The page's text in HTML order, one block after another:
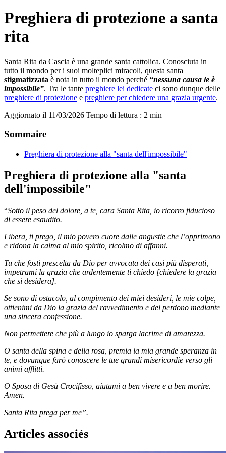
Preghiera di protezione a santa
rita
Santa Rita da Cascia è una grande santa cattolica. Conosciuta in
tutto il mondo per i suoi molteplici miracoli, questa santa
stigmatizzata è nota in tutto il mondo perché “nessuna causa le è
impossibile”. Tra le tante preghiere lei dedicate ci sono dunque delle
preghiere di protezione e preghiere per chiedere una grazia urgente.
Aggiornato il 11/03/2026|Tempo di lettura : 2 min
Sommaire
Preghiera di protezione alla "santa dell'impossibile"
Preghiera di protezione alla "santa
dell'impossibile"
“Sotto il peso del dolore, a te, cara Santa Rita, io ricorro fiducioso
di essere esaudito.
Libera, ti prego, il mio povero cuore dalle angustie che l’opprimono
e ridona la calma al mio spirito, ricolmo di affanni.
Tu che fosti prescelta da Dio per avvocata dei casi più disperati,
impetrami la grazia che ardentemente ti chiedo [chiedere la grazia
che si desidera].
Se sono di ostacolo, al compimento dei miei desideri, le mie colpe,
ottienimi da Dio la grazia del ravvedimento e del perdono mediante
una sincera confessione.
Non permettere che più a lungo io sparga lacrime di amarezza.
O santa della spina e della rosa, premia la mia grande speranza in
te, e dovunque farò conoscere le tue grandi misericordie verso gli
animi afflitti.
O Sposa di Gesù Crocifisso, aiutami a ben vivere e a ben morire.
Amen.
Santa Rita prega per me”.
Articles associés